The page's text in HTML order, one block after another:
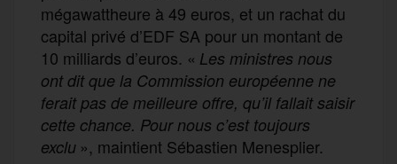
mégawattheure à 49 euros, et un rachat du
capital privé d’EDF SA pour un montant de
10 milliards d’euros. « Les ministres nous
ont dit que la Commission européenne ne
ferait pas de meilleure offre, qu’il fallait saisir
cette chance. Pour nous c’est toujours
exclu », maintient Sébastien Menesplier.